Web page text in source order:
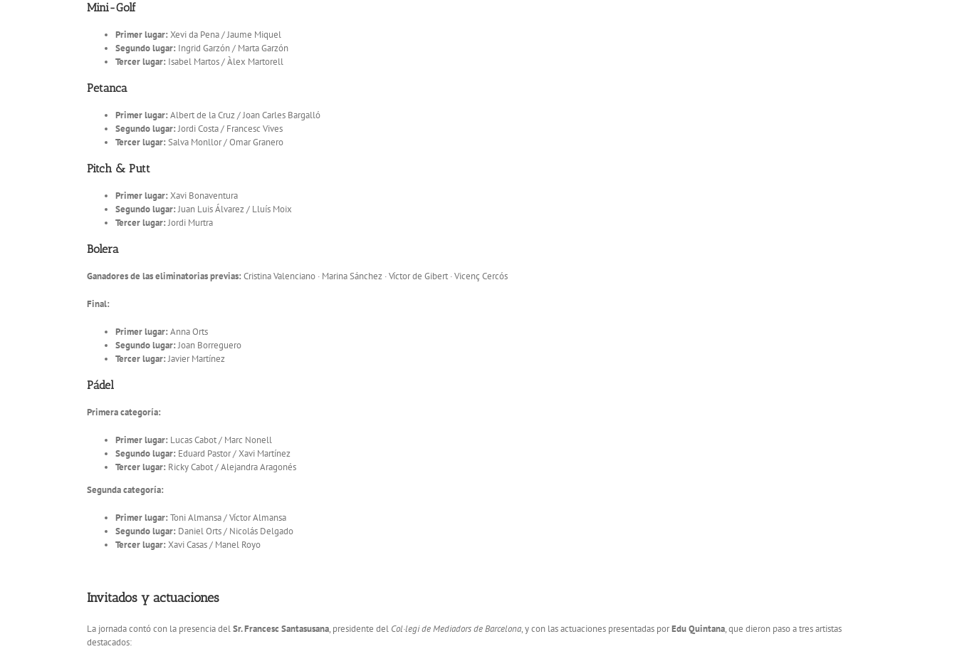
Mini-Golf
Primer lugar: Xevi da Pena / Jaume Miquel
Segundo lugar: Ingrid Garzón / Marta Garzón
Tercer lugar: Isabel Martos / Àlex Martorell
Petanca
Primer lugar: Albert de la Cruz / Joan Carles Bargalló
Segundo lugar:Jordi Costa / Francesc Vives
Tercer lugar: Salva Monllor / Omar Granero
Pitch & Putt
Primer lugar: Xavi Bonaventura
Segundo lugar:Juan Luis Álvarez / Lluís Moix
Tercer lugar:Jordi Murtra
Bolera
Ganadores de las eliminatorias previas: Cristina Valenciano · Marina Sánchez · Víctor de Gibert · Vicenç Cercós
Final:
Primer lugar: Anna Orts
Segundo lugar:Joan Borreguero
Tercer lugar:Javier Martínez
Pádel
Primera categoría:
Primer lugar: Lucas Cabot / Marc Nonell
Segundo lugar: Eduard Pastor / Xavi Martínez
Tercer lugar: Ricky Cabot / Alejandra Aragonés
Segunda categoría:
Primer lugar: Toni Almansa / Víctor Almansa
Segundo lugar: Daniel Orts / Nicolás Delgado
Tercer lugar: Xavi Casas / Manel Royo
Invitados y actuaciones
La jornada contó con la presencia delSr. Francesc Santasusana, presidente del Col·legi de Mediadors de Barcelona, y con las actuaciones presentadas porEdu Quintana, que dieron paso a tres artistas
destacados: